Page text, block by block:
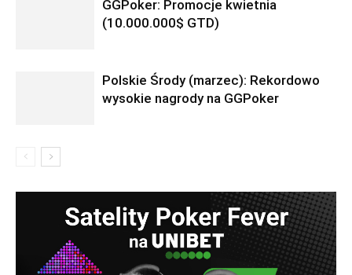
GGPoker: Promocje kwietnia
(10.000.000$ GTD)
Polskie Środy (marzec): Rekordowo
wysokie nagrody na GGPoker